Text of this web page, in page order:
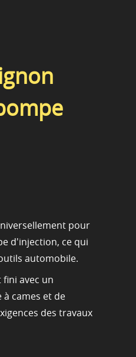
pour
d'injection, ce qui
automobile.
avec un
cames et de
des travaux